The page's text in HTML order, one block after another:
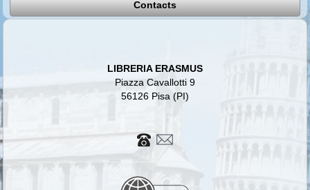
Contacts
LIBRERIA ERASMUS
Piazza Cavallotti 9
56126 Pisa (PI)